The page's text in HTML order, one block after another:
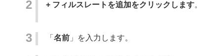
+ フィルスレートを追加をクリックします。
「 名前 」を入力します。